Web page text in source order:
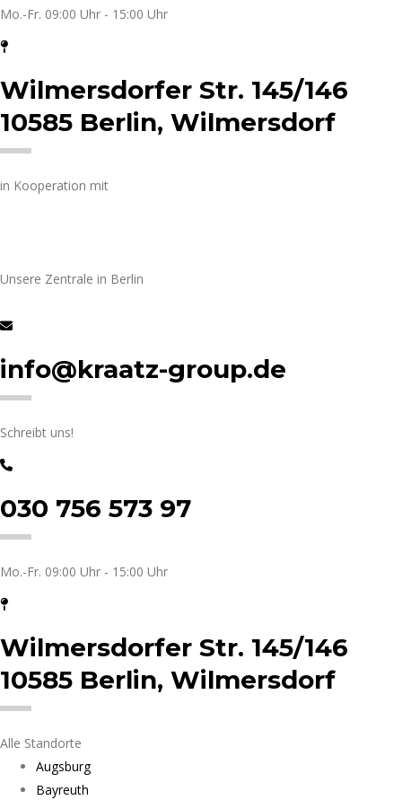
Mo.-Fr. 09:00 Uhr - 15:00 Uhr
Wilmersdorfer Str. 145/146
10585 Berlin, Wilmersdorf
in Kooperation mit
Unsere Zentrale in Berlin
info@kraatz-group.de
Schreibt uns!
030 756 573 97
Mo.-Fr. 09:00 Uhr - 15:00 Uhr
Wilmersdorfer Str. 145/146
10585 Berlin, Wilmersdorf
Alle Standorte
Augsburg
Bayreuth